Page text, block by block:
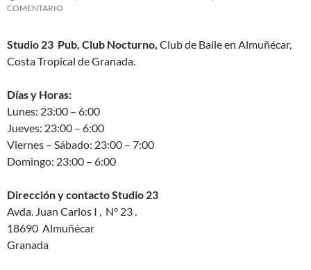
COMENTARIO
Studio 23 Pub, Club Nocturno, Club de Baile en Almuñécar,
Costa Tropical de Granada.
Días y Horas:
Lunes: 23:00 – 6:00
Jueves: 23:00 – 6:00
Viernes – Sábado: 23:00 – 7:00
Domingo: 23:00 – 6:00
Dirección y contacto Studio 23
Avda. Juan Carlos I , Nº 23 .
18690 Almuñécar
Granada